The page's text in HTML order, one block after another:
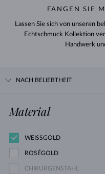
FANGEN SIE
Lassen Sie sich von unseren
Echtschmuck Kollektion
Handwerk
NACH BELIEBTHEIT
Material
WEISSGOLD
ROSÉGOLD
CHIRURGENSTAHL